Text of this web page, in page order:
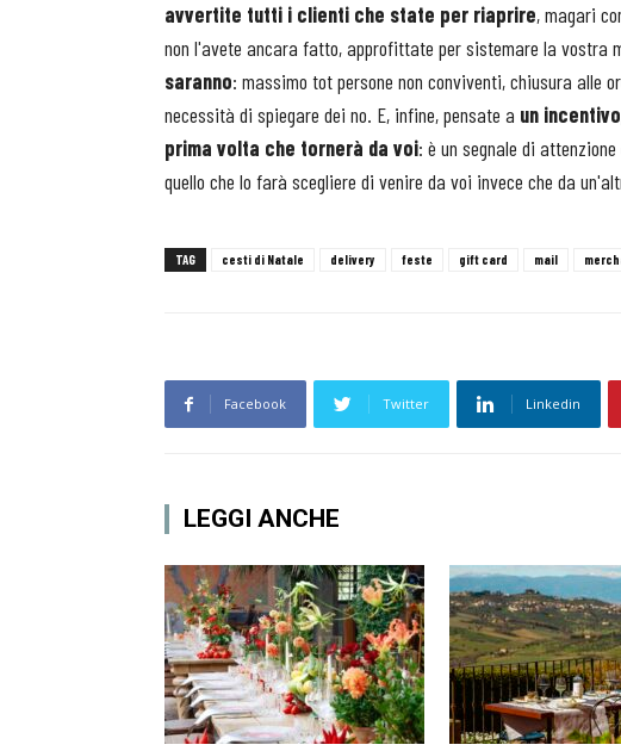
avvertite tutti i clienti che state per riaprire, magari
non l'avete ancara fatto, approfittate per sistemare la vostra
saranno: massimo tot persone non conviventi, chiusura alle
necessità di spiegare dei no. E, infine, pensate a un
prima volta che tornerà da voi: è un segnale di
quello che lo farà scegliere di venire da voi invece che da
TAG cesti di Natale delivery feste gift card mail
Facebook Twitter Linkedin
LEGGI ANCHE